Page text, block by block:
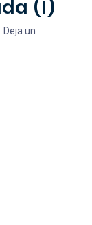
(I)
Deja un